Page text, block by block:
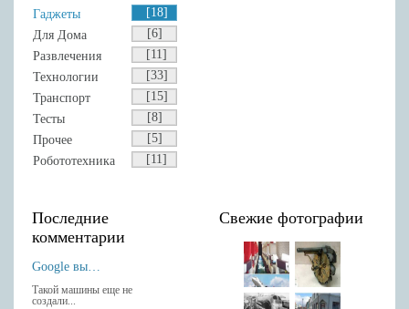
Гаджеты
[18]
Для Дома
[6]
Развлечения
[11]
Технологии
[33]
Транспорт
[15]
Тесты
[8]
Прочее
[5]
Робототехника
[11]
Последние
комментарии
Google выпустила Android-клавиатуру с рукописным вводом.
Такой машины еще не
создали...
Свежие фотографии